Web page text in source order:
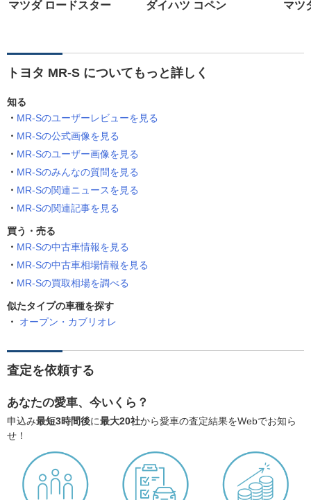
マツダ ロードスター ダイハツ コペン マツ
トヨタ MR-S についてもっと詳しく
知る
MR-Sのユーザーレビューを見る
MR-Sの公式画像を見る
MR-Sのユーザー画像を見る
MR-Sのみんなの質問を見る
MR-Sの関連ニュースを見る
MR-Sの関連記事を見る
買う・売る
MR-Sの中古車情報を見る
MR-Sの中古車相場情報を見る
MR-Sの買取相場を調べる
似たタイプの車種を探す
オープン・カブリオレ
査定を依頼する
あなたの愛車、今いくら？
申込み最短3時間後に最大20社から愛車の査定結果をWebでお知ら
せ！